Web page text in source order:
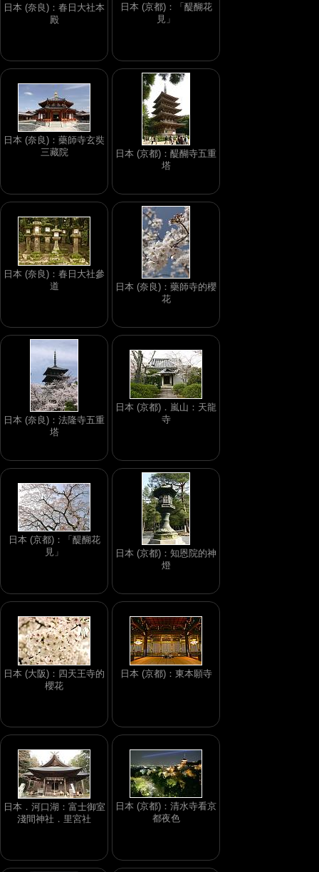
日本 (奈良)：春日大社本
殿
日本 (京都)：「醍醐花
見」
日本 (奈良)：藥師寺玄奘
三藏院
日本 (京都)：醍醐寺五重
塔
日本 (奈良)：春日大社參
道
日本 (奈良)：藥師寺的櫻
花
日本 (奈良)：法隆寺五重
塔
日本 (京都)．嵐山：天龍
寺
日本 (京都)：「醍醐花
見」
日本 (京都)：知恩院的神
燈
日本 (大阪)：四天王寺的
櫻花
日本 (京都)：東本願寺
日本．河口湖：富士御室
淺間神社．里宮社
日本 (京都)：清水寺看京
都夜色